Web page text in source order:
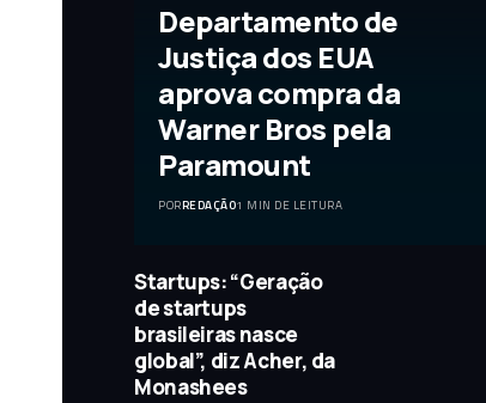
Departamento de
Justiça dos EUA
aprova compra da
Warner Bros pela
Paramount
PORREDAÇÃO1 MIN DE LEITURA
Startups: “Geração
de startups
brasileiras nasce
global”, diz Acher, da
Monashees